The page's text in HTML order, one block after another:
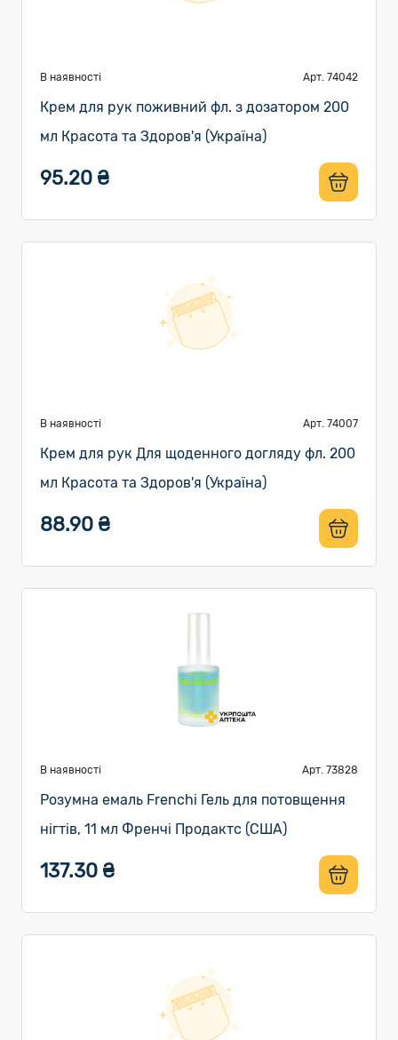
В наявності Арт. 74042
Крем для рук поживний фл. з дозатором 200
мл Красота та Здоров'я (Україна)
95.20 ₴
В наявності Арт. 74007
Крем для рук Для щоденного догляду фл. 200
мл Красота та Здоров'я (Україна)
88.90 ₴
В наявності Арт. 73828
Розумна емаль Frenchi Гель для потовщення
нігтів, 11 мл Френчі Продактс (США)
137.30 ₴